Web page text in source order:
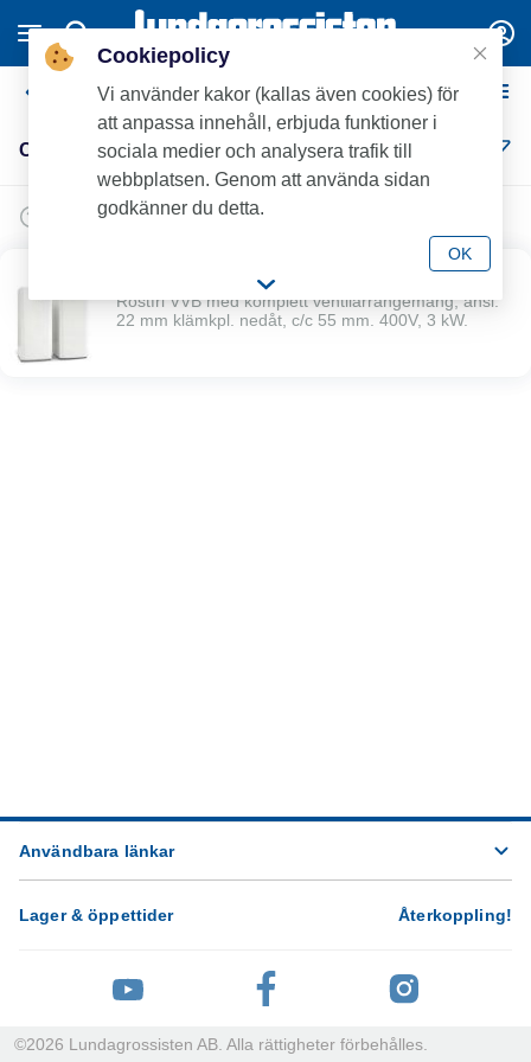
CTC (1)
Rostfri VVB med komplett ventilarrangemang, ansl.
22 mm klämkpl. nedåt, c/c 55 mm. 400V, 3 kW.
Användbara länkar
Lager & öppettider Återkoppling!
©2026 Lundagrossisten AB. Alla rättigheter förbehålles.
Cookiepolicy
Vi använder kakor (kallas även cookies) för
att anpassa innehåll, erbjuda funktioner i
sociala medier och analysera trafik till
webbplatsen. Genom att använda sidan
godkänner du detta.
OK